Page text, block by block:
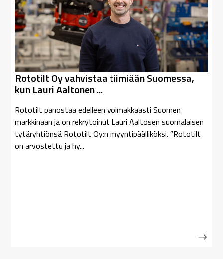
Rototilt Oy vahvistaa tiimiään Suomessa,
kun Lauri Aaltonen ...
Rototilt panostaa edelleen voimakkaasti Suomen
markkinaan ja on rekrytoinut Lauri Aaltosen suomalaisen
tytäryhtiönsä Rototilt Oy:n myyntipäälliköksi. ”Rototilt
on arvostettu ja hy...